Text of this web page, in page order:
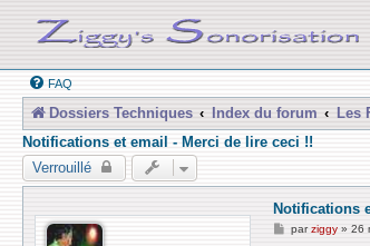
FAQ
Dossiers Techniques Index du forum Les
Notifications et email - Merci de lire ceci !!
Verrouillé
Notifications
Mparziggy »26